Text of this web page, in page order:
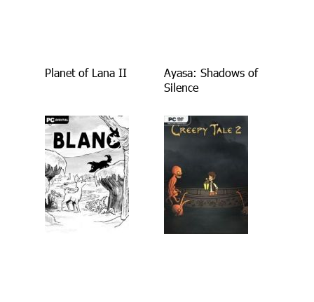
Planet of Lana II
Ayasa: Shadows of
Silence